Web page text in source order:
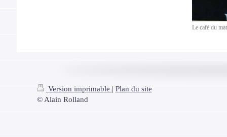
Le café du
Version imprimable | Plan du site
© Alain Rolland